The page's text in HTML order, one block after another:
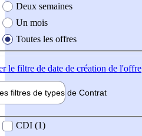
Deux semaines
Un mois
Toutes les offres
le filtre de date de création de l'offre
filtres de types de Contrat
contrat
CDI (1)